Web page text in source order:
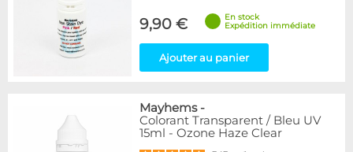
9,90 €
En stock
Expédition immédiate
Ajouter au panier
Mayhems-
Colorant Transparent / Bleu UV
15ml - Ozone Haze Clear